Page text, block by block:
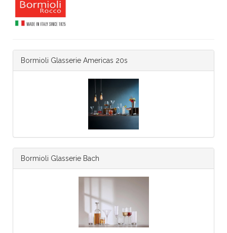
Bormioli Glasserie Americas 20s
Bormioli Glasserie Bach